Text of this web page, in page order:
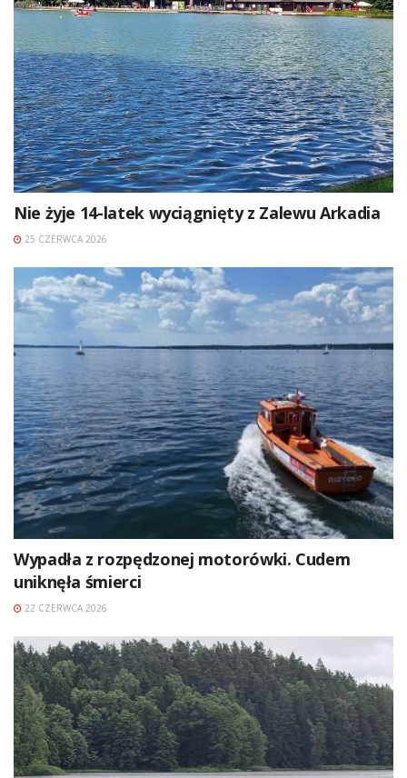
Nie żyje 14-latek wyciągnięty z Zalewu Arkadia
25 CZERWCA 2026
Wypadła z rozpędzonej motorówki. Cudem
uniknęła śmierci
22 CZERWCA 2026